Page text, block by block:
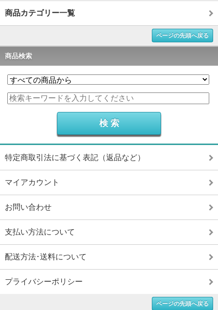
商品カテゴリー一覧
ページの先頭へ戻る
商品検索
特定商取引法に基づく表記（返品など）
マイアカウント
お問い合わせ
支払い方法について
配送方法･送料について
プライバシーポリシー
ページの先頭へ戻る